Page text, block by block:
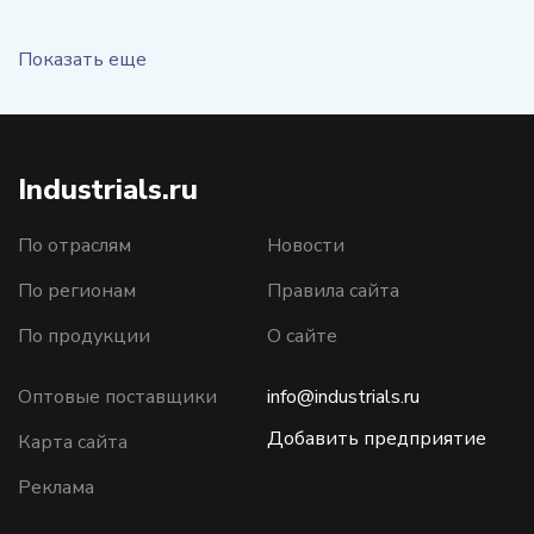
Показать еще
Industrials.ru
По отраслям
По регионам
По продукции
Новости
Правила сайта
О сайте
Оптовые поставщики
Карта сайта
Реклама
info@industrials.ru
Добавить предприятие